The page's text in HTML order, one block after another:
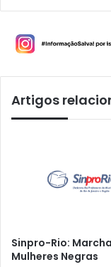
Artigos
Sinpro-Rio:
Mulheres Negras